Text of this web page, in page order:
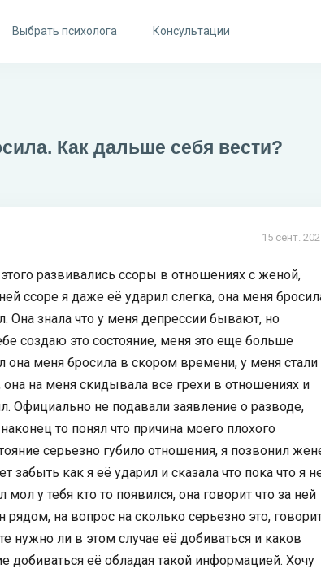
Выбрать психолога Консультации
Как дальше себя вести?
15 сент.
развивались ссоры в отношениях с женой,
ссоре я даже её ударил слегка, она меня
Она знала что у меня депрессии бывают, но
создаю это состояние, меня это еще больше
меня бросила в скором времени, у меня стали
она на меня скидывала все грехи в отношениях и
Официально не подавали заявление о разводе,
то понял что причина моего плохого
серьезно губило отношения, я позвонил
забыть как я её ударил и сказала что пока что я
у тебя кто то появился, она говорит что за ней
на вопрос на сколько серьезно это,
нужно ли в этом случае её добиваться и каков
добиваться её обладая такой информацией. Хочу